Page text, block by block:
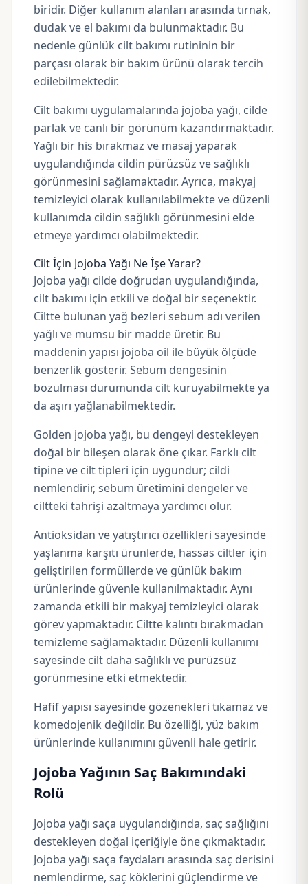
biridir. Diğer kullanım alanları arasında tırnak,
dudak ve el bakımı da bulunmaktadır. Bu
nedenle günlük cilt bakımı rutininin bir
parçası olarak bir bakım ürünü olarak tercih
edilebilmektedir.
Cilt bakımı uygulamalarında jojoba yağı, cilde
parlak ve canlı bir görünüm kazandırmaktadır.
Yağlı bir his bırakmaz ve masaj yaparak
uygulandığında cildin pürüzsüz ve sağlıklı
görünmesini sağlamaktadır. Ayrıca, makyaj
temizleyici olarak kullanılabilmekte ve düzenli
kullanımda cildin sağlıklı görünmesini elde
etmeye yardımcı olabilmektedir.
Cilt İçin Jojoba Yağı Ne İşe Yarar?
Jojoba yağı cilde doğrudan uygulandığında,
cilt bakımı için etkili ve doğal bir seçenektir.
Ciltte bulunan yağ bezleri sebum adı verilen
yağlı ve mumsu bir madde üretir. Bu
maddenin yapısı jojoba oil ile büyük ölçüde
benzerlik gösterir. Sebum dengesinin
bozulması durumunda cilt kuruyabilmekte ya
da aşırı yağlanabilmektedir.
Golden jojoba yağı, bu dengeyi destekleyen
doğal bir bileşen olarak öne çıkar. Farklı cilt
tipine ve cilt tipleri için uygundur; cildi
nemlendirir, sebum üretimini dengeler ve
ciltteki tahrişi azaltmaya yardımcı olur.
Antioksidan ve yatıştırıcı özellikleri sayesinde
yaşlanma karşıtı ürünlerde, hassas ciltler için
geliştirilen formüllerde ve günlük bakım
ürünlerinde güvenle kullanılmaktadır. Aynı
zamanda etkili bir makyaj temizleyici olarak
görev yapmaktadır. Ciltte kalıntı bırakmadan
temizleme sağlamaktadır. Düzenli kullanımı
sayesinde cilt daha sağlıklı ve pürüzsüz
görünmesine etki etmektedir.
Hafif yapısı sayesinde gözenekleri tıkamaz ve
komedojenik değildir. Bu özelliği, yüz bakım
ürünlerinde kullanımını güvenli hale getirir.
Jojoba Yağının Saç Bakımındaki
Rolü
Jojoba yağı saça uygulandığında, saç sağlığını
destekleyen doğal içeriğiyle öne çıkmaktadır.
Jojoba yağı saça faydaları arasında saç derisini
nemlendirme, saç köklerini güçlendirme ve